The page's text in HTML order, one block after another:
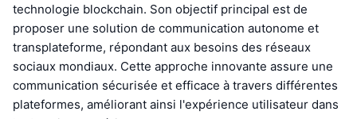
technologie blockchain. Son objectif principal est de
proposer une solution de communication autonome et
transplateforme, répondant aux besoins des réseaux
sociaux mondiaux. Cette approche innovante assure une
communication sécurisée et efficace à travers différentes
plateformes, améliorant ainsi l'expérience utilisateur dans